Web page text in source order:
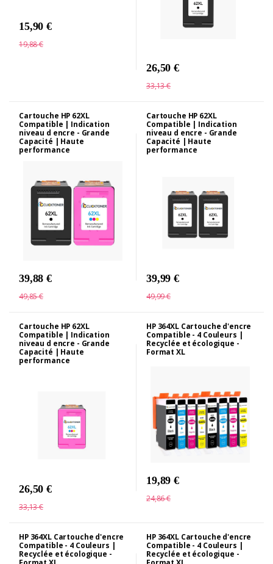
15,90 €
19,88 €
26,50 €
33,13 €
Cartouche HP 62XL
Compatible | Indication
niveau d encre - Grande
Capacité | Haute
performance
39,88 €
49,85 €
Cartouche HP 62XL
Compatible | Indication
niveau d encre - Grande
Capacité | Haute
performance
39,99 €
49,99 €
Cartouche HP 62XL
Compatible | Indication
niveau d encre - Grande
Capacité | Haute
performance
26,50 €
33,13 €
HP 364XL Cartouche d'encre
Compatible - 4 Couleurs |
Recyclée et écologique -
Format XL
19,89 €
24,86 €
HP 364XL Cartouche d'encre
Compatible - 4 Couleurs |
Recyclée et écologique -
HP 364XL Cartouche d'encre
Compatible - 4 Couleurs |
Recyclée et écologique -